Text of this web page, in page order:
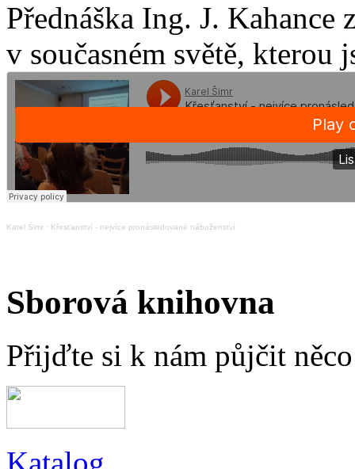
Přednáška Ing. J.
v současném světě, kterou
Karel Šimr · Křesťanství - nejvíce pronásledované náboženství
Sborová knihovna
Přijďte si k nám půjčit